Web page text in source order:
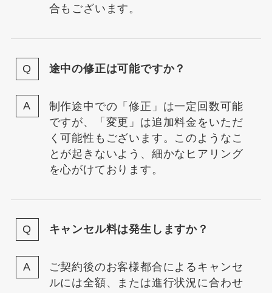
合もございます。
途中の修正は可能ですか？
制作途中での「修正」は一定回数可能
ですが、「変更」は追加料金をいただ
く可能性もございます。このようなこ
とが起きないよう、細かなヒアリング
を心がけております。
キャンセル料は発生しますか？
ご契約後のお客様都合によるキャンセ
ルには全額、または進行状況に合わせ